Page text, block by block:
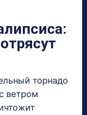
торнадо
ветром